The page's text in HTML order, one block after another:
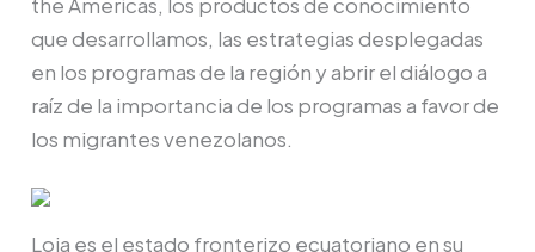
que desarrollamos, las estrategias desplegadas
en los programas de la región y abrir el diálogo a
raíz de la importancia de los programas a favor de
los migrantes venezolanos.
Loja es el estado fronterizo ecuatoriano en su